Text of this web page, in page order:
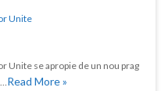
Unite
Unite se apropie de un nou prag
Read More »